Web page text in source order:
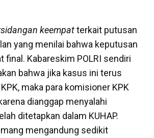
keempatterkait putusan
yang menilai bahwa keputusan
Kabareskim POLRI sendiri
bahwa jika kasus ini terus
maka para komisioner KPK
dianggap menyalahi
ditetapkan dalam KUHAP.
mengandung sedikit